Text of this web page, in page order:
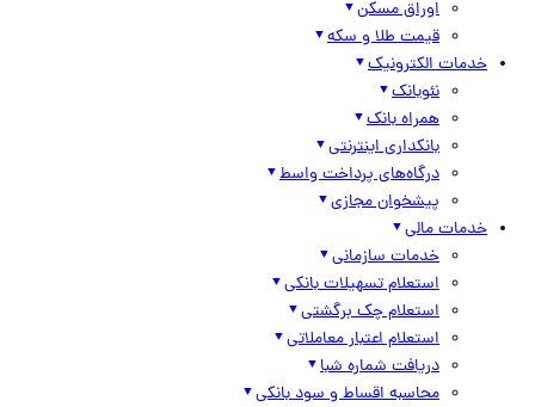
اوراق مسکن
قیمت طلا و سکه
خدمات الکترونیک
نئوبانک
همراه بانک
بانکداری اینترنتی
درگاه‌های پرداخت واسط
پیشخوان مجازی
خدمات مالی
خدمات سازمانی
استعلام تسهیلات بانکی
استعلام چک برگشتی
استعلام اعتبار معاملاتی
دریافت شماره شبا
محاسبه اقساط و سود بانکی